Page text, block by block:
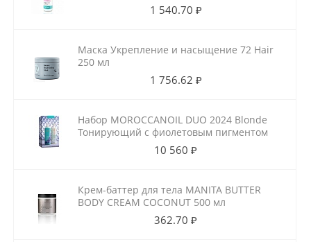
1 540.70 ₽
Маска Укрепление и насыщение 72 Hair
250 мл
1 756.62 ₽
Набор MOROCCANOIL DUO 2024 Blonde
Тонирующий с фиолетовым пигментом
10 560 ₽
Крем-баттер для тела MANITA BUTTER
BODY CREAM COCONUT 500 мл
362.70 ₽